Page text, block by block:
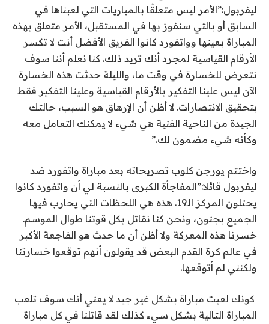
ليفربول:”الأمر ليس متعلقًا بالمباريات التي لعبناها في
السابق أو بالتي سنفوز بها في المستقبل، الأمر متعلق بهذه
المباراة بعينها وواتفورد كانوا الفريق الأفضل أنت لا تكسر
الأرقام القياسية لمجرد أنك تريد ذلك. كنا نعلم أننا سوف
نتعرض للخسارة في وقت ما، والليلة حدثت هذه الخسارة
الآن ليس علينا التفكير بالأرقام القياسية وعلينا التفكير فقط
بتحقيق الانتصارات. لا أظن أن الإرهاق هو السبب، حالتك
الجيدة من الناحية الفنية هي شيء لا يمكنك التعامل معه
وكأنه شيء مضمون لك.”
واختتم يورجن كلوب تصريحاته بعد مباراة واتفورد ضد
ليفربول قائلا:”المفاجأة الكبرى بالنسبة لي أن واتفورد كانوا
يحتلون المركز الـ19. هذه هي اللحظات التي يحارب فيها
الجميع بجنون، ونحن كنا نقاتل بكل قوتنا طوال الموسم.
خسرنا هذه المعركة ولا أظن أن ما حدث هو الفاجعة الأكبر
في عالم كرة القدم البعض قد يقولون أنهم توقعوا خسارتنا
ولكنني لم أتوقعها.
كونك لعبت مباراة بشكل غير جيد لا يعني أنك سوف تلعب
المباراة التالية بشكل سيء كذلك لقد قاتلنا في كل مباراة